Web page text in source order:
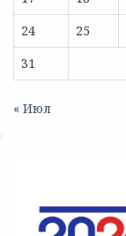
24
25
31
« Июл